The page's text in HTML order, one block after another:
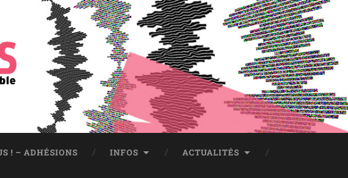
! – ADHÉSIONS INFOS ACTUALITÉS